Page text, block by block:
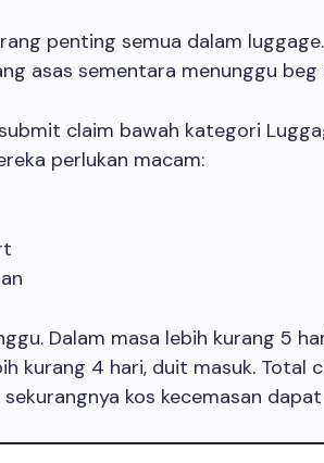
penting semua dalam
asas sementara menunggu beg
claim bawah kategori
perlukan macam:
Dalam masa lebih kurang 5
kurang 4 hari, duit masuk. Total
kos kecemasan